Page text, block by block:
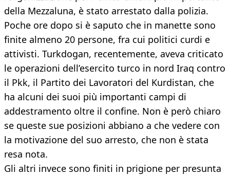
della Mezzaluna, è stato arrestato dalla polizia.
Poche ore dopo si è saputo che in manette sono
finite almeno 20 persone, fra cui politici curdi e
attivisti. Turkdogan, recentemente, aveva criticato
le operazioni dell’esercito turco in nord Iraq contro
il Pkk, il Partito dei Lavoratori del Kurdistan, che
ha alcuni dei suoi più importanti campi di
addestramento oltre il confine. Non è però chiaro
se queste sue posizioni abbiano a che vedere con
la motivazione del suo arresto, che non è stata
resa nota.
Gli altri invece sono finiti in prigione per presunta